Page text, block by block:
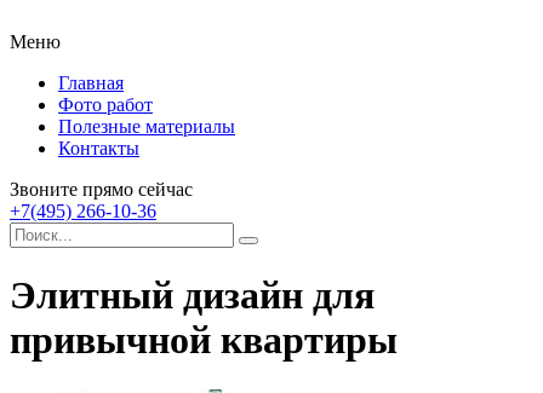
Меню
Главная
Фото работ
Полезные материалы
Контакты
Звоните прямо сейчас
+7(495) 266-10-36
Элитный дизайн для
привычной квартиры